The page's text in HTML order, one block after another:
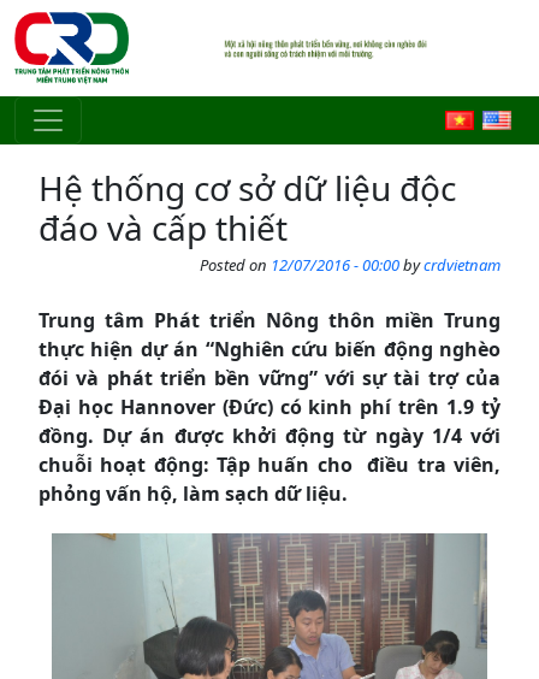
Skip to main content
Hệ thống cơ sở dữ liệu độc
đáo và cấp thiết
Posted on 12/07/2016 - 00:00bycrdvietnam
Trung tâm Phát triển Nông thôn miền Trung
thực hiện dự án “Nghiên cứu biến động nghèo
đói và phát triển bền vững” với sự tài trợ của
Đại học Hannover (Đức) có kinh phí trên 1.9 tỷ
đồng. Dự án được khởi động từ ngày 1/4 với
chuỗi hoạt động: Tập huấn cho điều tra viên,
phỏng vấn hộ, làm sạch dữ liệu.